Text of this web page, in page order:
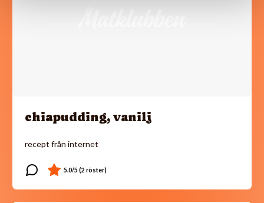
chiapudding, vanilj
recept från internet